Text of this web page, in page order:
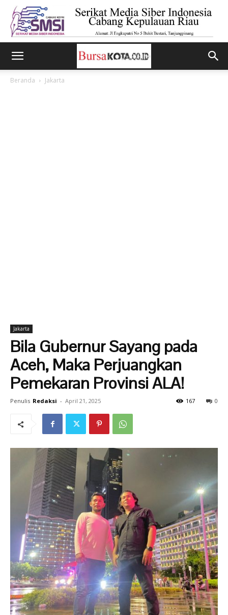
Beranda Jakarta
Jakarta
Bila Gubernur Sayang pada
Aceh, Maka Perjuangkan
Pemekaran Provinsi ALA!
Penulis Redaksi - April 21, 2025 0
167